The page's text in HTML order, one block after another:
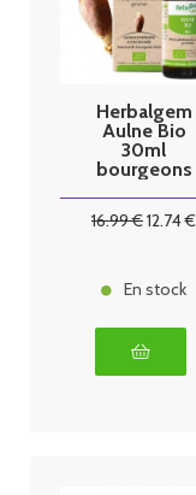
Herbalgem
Aulne Bio
30ml
bourgeons
16.99€12.74€
En stock